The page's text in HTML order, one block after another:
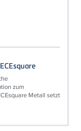
zum
Metall setzt